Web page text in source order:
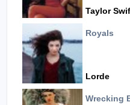
Taylor
Royals
Lorde
Wrecking